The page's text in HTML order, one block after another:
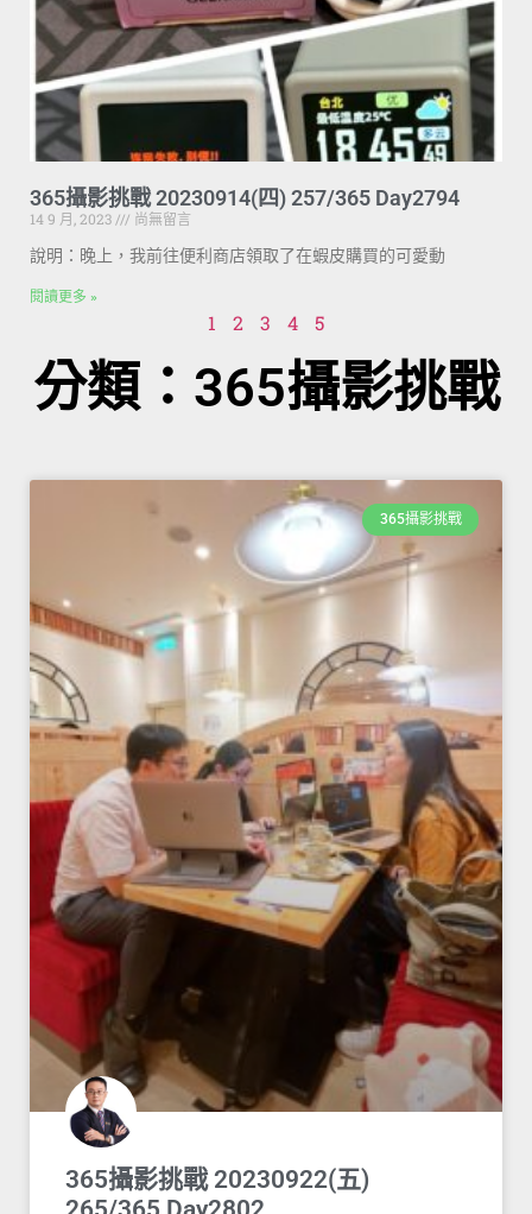
365攝影挑戰 20230914(四) 257/365 Day2794
14 9 月, 2023
尚無留言
說明：晚上，我前往便利商店領取了在蝦皮購買的可愛動
閱讀更多 »
1 2 3 4 5
分類：365攝影挑戰
365攝影挑戰
365攝影挑戰 20230922(五)